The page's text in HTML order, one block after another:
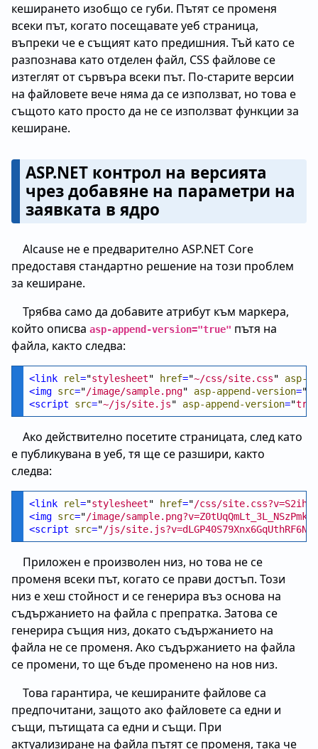
кеширането изобщо се губи. Пътят се променя
всеки път, когато посещавате уеб страница,
въпреки че е същият като предишния. Тъй като се
разпознава като отделен файл, CSS файлове се
изтеглят от сървъра всеки път. По-старите версии
на файловете вече няма да се използват, но това е
същото като просто да не се използват функции за
кеширане.
ASP.NET контрол на версията
чрез добавяне на параметри на
заявката в ядро
Alcause не е предварително ASP.NET Core
предоставя стандартно решение на този проблем
за кеширане.
Трябва само да добавите атрибут към маркера,
който описва asp-append-version="true" пътя на
файла, както следва:
<link rel="stylesheet" href="~/css/site.css" asp-
<img src="/image/sample.png" asp-append-version="
<script src="~/js/site.js" asp-append-version="true
Ако действително посетите страницата, след като
е публикувана в уеб, тя ще се разшири, както
следва:
<link rel="stylesheet" href="/css/
<img src="/image/
<script src="/js/
Приложен е произволен низ, но това не се
променя всеки път, когато се прави достъп. Този
низ е хеш стойност и се генерира въз основа на
съдържанието на файла с препратка. Затова се
генерира същия низ, докато съдържанието на
файла не се променя. Ако съдържанието на файла
се промени, то ще бъде променено на нов низ.
Това гарантира, че кешираните файлове са
предпочитани, защото ако файловете са едни и
същи, пътищата са едни и същи. При
актуализиране на файла пътят се променя, така че